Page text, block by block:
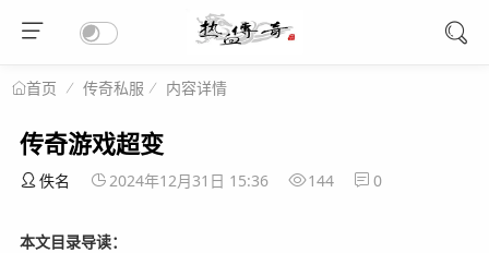
首页 传奇私服 内容详情
传奇游戏超变
佚名 2024年12月31日 15:36 144 0
本文目录导读：